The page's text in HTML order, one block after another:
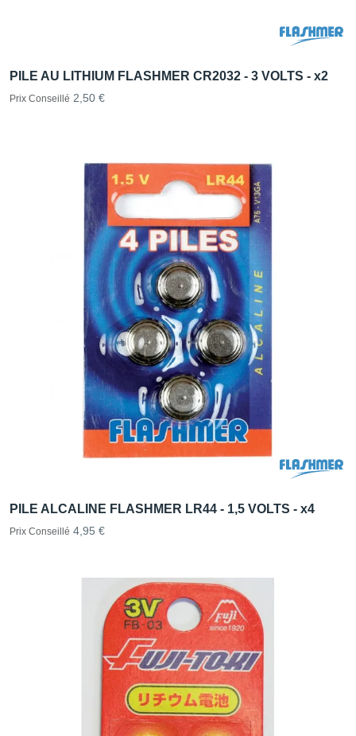
PILE AU LITHIUM FLASHMER CR2032 - 3 VOLTS - x2
Prix Conseillé 2,50 €
PILE ALCALINE FLASHMER LR44 - 1,5 VOLTS - x4
Prix Conseillé 4,95 €